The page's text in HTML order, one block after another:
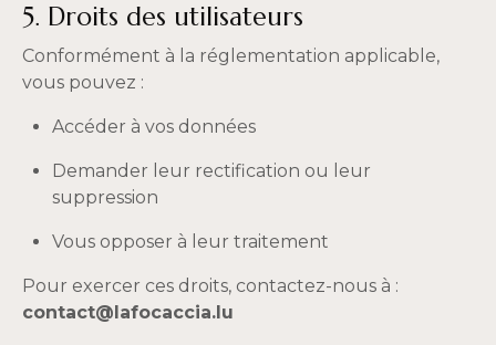
5. Droits des utilisateurs
Conformément à la réglementation applicable,
vous pouvez :
Accéder à vos données
Demander leur rectification ou leur
suppression
Vous opposer à leur traitement
Pour exercer ces droits, contactez-nous à :
contact@lafocaccia.lu